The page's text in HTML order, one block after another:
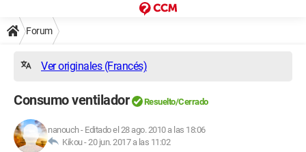
Forum
Ver originales (Francés)
Consumo ventilador Resuelto/Cerrado
nanouch- Editado el 28 ago. 2010 a las 18:06
Kikou -20 jun. 2017 a las 11:02